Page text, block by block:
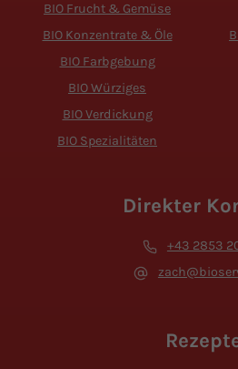
BIO Frucht & Gemüse
BIO Konzentrate & Öle
BIO Farbgebung
BIO Würziges
BIO Verdickung
BIO Spezialitäten
Direkter
+43 2853